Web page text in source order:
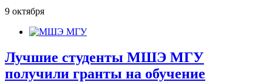
9 октября
Лучшие студенты МШЭ МГУ
получили гранты на обучение